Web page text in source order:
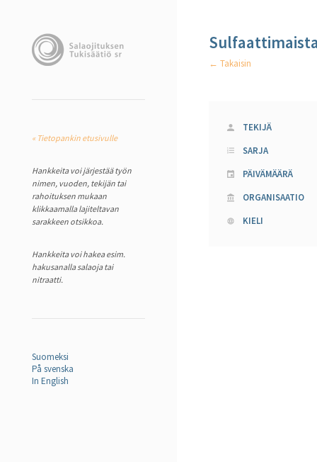
« Tietopankin etusivulle
Hankkeita voi järjestää työn
nimen, vuoden, tekijän tai
rahoituksen mukaan
klikkaamalla lajiteltavan
sarakkeen otsikkoa.
Hankkeita voi hakea esim.
hakusanalla salaoja tai
nitraatti.
Suomeksi
På svenska
In English
← Takaisin
TEKIJÄ
SARJA
PÄIVÄMÄÄRÄ
ORGANISAATIO
KIELI